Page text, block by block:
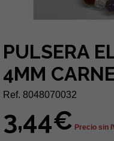
PULSERA
4MM
Ref. 8048070032
3,44€ Precio sin